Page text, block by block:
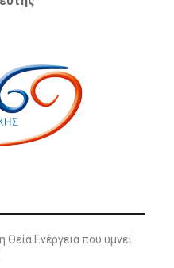
Ενέργεια που υμνεί